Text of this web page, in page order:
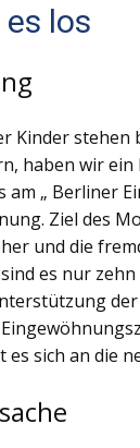
los
Kinder stehen
haben wir
„ Berliner
Ziel des
und die
es nur
es sich an die